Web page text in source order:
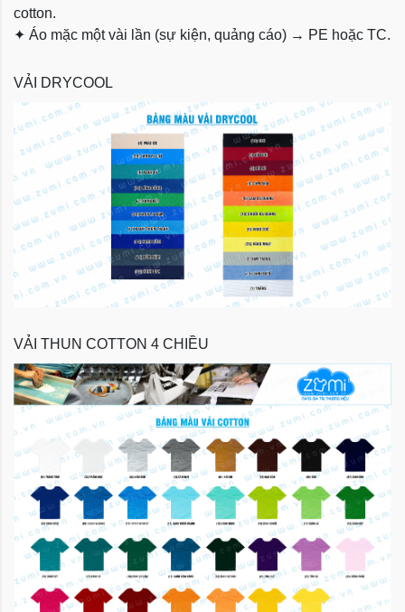
cotton.
✦ Áo mặc một vài lần (sự kiện, quảng cáo) → PE hoặc TC.
VẢI DRYCOOL
VẢI THUN COTTON 4 CHIỀU